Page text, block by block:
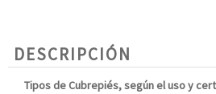
DESCRIPCIÓN
Tipos de Cubrepiés, según el uso y